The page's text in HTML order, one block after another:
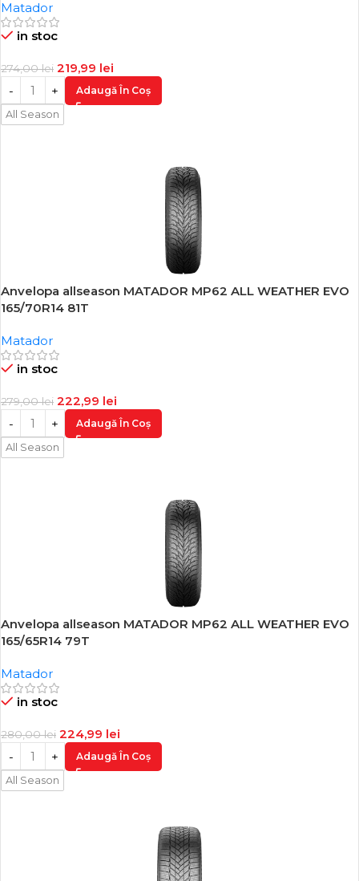
Matador
in stoc
274,00lei 219,99 lei
Adaugă În Coș
All Season
-20%
Anvelopa allseason MATADOR MP62 ALL WEATHER EVO
165/70R14 81T
Matador
in stoc
279,00lei 222,99 lei
Adaugă În Coș
All Season
-20%
Anvelopa allseason MATADOR MP62 ALL WEATHER EVO
165/65R14 79T
Matador
in stoc
280,00lei 224,99 lei
Adaugă În Coș
All Season